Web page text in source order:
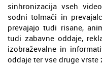
sinhronizacija vseh
sodni tolmači in
prevajajo tudi risane,
tudi zabavne oddaje,
izobraževalne in
oddaje ter vse druge